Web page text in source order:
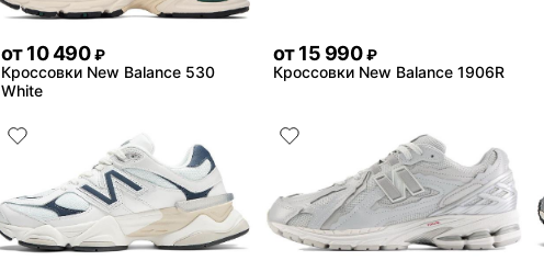
от10 490 ₽
Кроссовки New Balance 530
White
от15 990 ₽
Кроссовки New Balance 1906R